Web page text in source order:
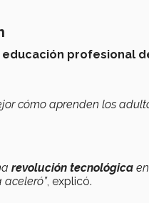
educación profesional
cómo aprenden los
revolución tecnológica
, explicó.